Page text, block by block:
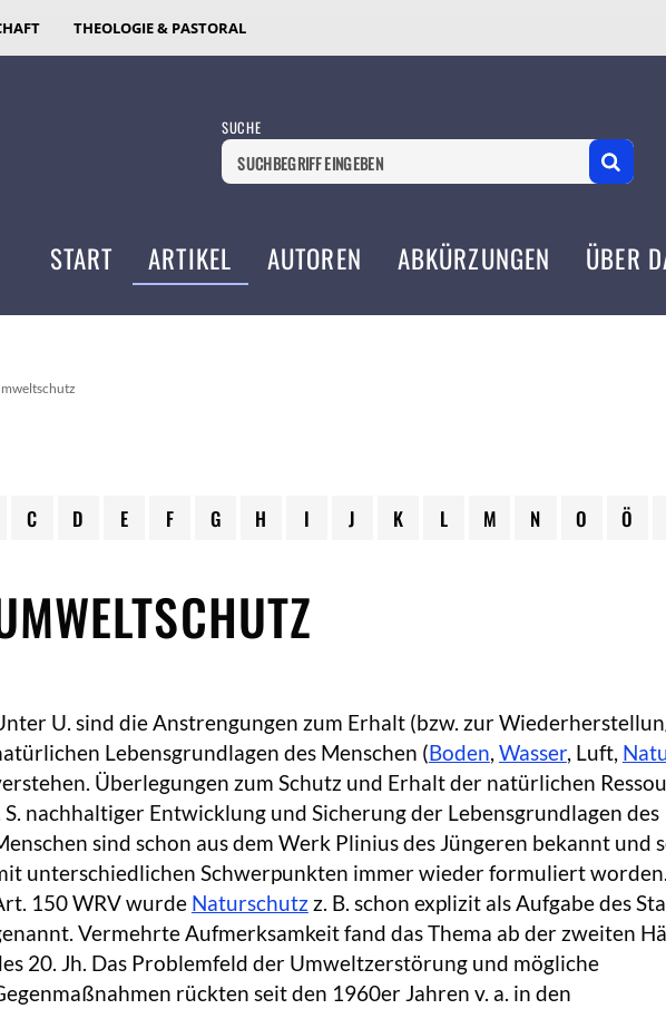
THEOLOGIE & PASTORAL
SUCHE
START ARTIKEL AUTOREN ABKÜRZUNGEN ÜBER
C D E F G H I J K L M N O Ö
U. sind die Anstrengungen zum Erhalt (bzw. zur
Lebensgrundlagen des Menschen (Boden,Wasser, Luft,
Überlegungen zum Schutz und Erhalt der natürlichen
S. nachhaltiger Entwicklung und Sicherung der Lebensgrundlagen des
sind schon aus dem Werk Plinius des Jüngeren bekannt und
unterschiedlichen Schwerpunkten immer wieder formuliert
150 WRV wurde Naturschutzz. B. schon explizit als Aufgabe des
Vermehrte Aufmerksamkeit fand das Thema ab der zweiten
20. Jh. Das Problemfeld der Umweltzerstörung und mögliche
rückten seit den 1960er Jahren v. a. in den